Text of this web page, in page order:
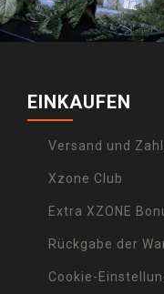
EINKAUFEN
Versand und
Xzone Club
Extra XZONE
Rückgabe der
Cookie-